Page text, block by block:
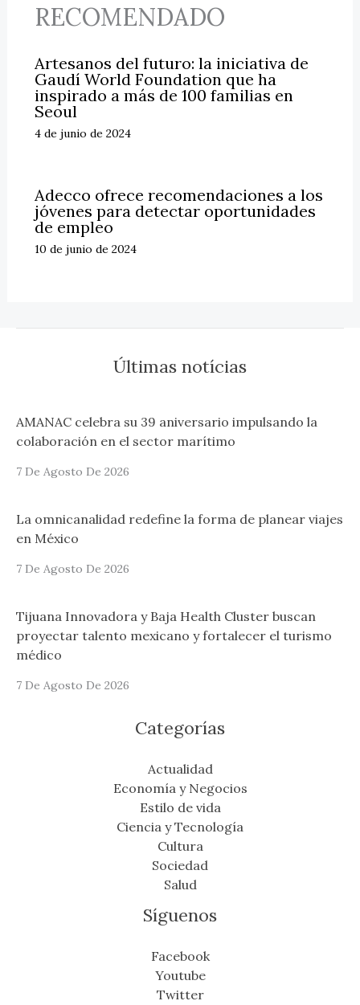
RECOMENDADO
Artesanos del futuro: la iniciativa de
Gaudí World Foundation que ha
inspirado a más de 100 familias en
Seoul
4 de junio de 2024
Adecco ofrece recomendaciones a los
jóvenes para detectar oportunidades
de empleo
10 de junio de 2024
Últimas notícias
AMANAC celebra su 39 aniversario impulsando la
colaboración en el sector marítimo
7 De Agosto De 2026
La omnicanalidad redefine la forma de planear viajes
en México
7 De Agosto De 2026
Tijuana Innovadora y Baja Health Cluster buscan
proyectar talento mexicano y fortalecer el turismo
médico
7 De Agosto De 2026
Categorías
Actualidad
Economía y Negocios
Estilo de vida
Ciencia y Tecnología
Cultura
Sociedad
Salud
Síguenos
Facebook
Youtube
Twitter